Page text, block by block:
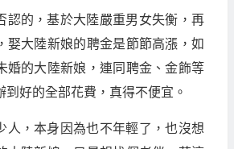
認的，基於大陸嚴重男女失衡，再
娶大陸新娘的聘金是節節高漲，如
婚的大陸新娘，連同聘金、金飾等
到好的全部花費，真得不便宜。
人，本身因為也不年輕了，也沒想